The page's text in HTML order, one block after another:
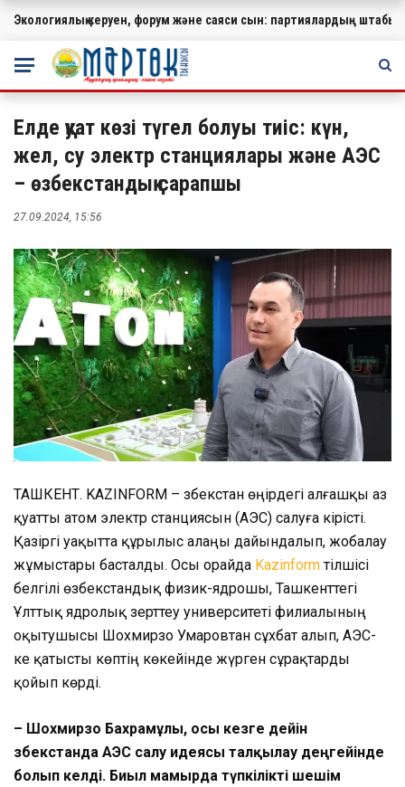
МАҢЫЗДЫ
Экологиялық керуен, форум және саяси сын: партиялардың
Елде қуат көзі түгел болуы тиіс: күн,
жел, су электр станциялары және АЭС
– өзбекстандық сарапшы
27.09.2024, 15:56
ТАШКЕНТ. KAZINFORM – Өзбекстан өңірдегі алғашқы аз
қуатты атом электр станциясын (АЭС) салуға кірісті.
Қазіргі уақытта құрылыс алаңы дайындалып, жобалау
жұмыстары басталды. Осы орайда Kazinform тілшісі
белгілі өзбекстандық физик-ядрошы, Ташкенттегі
Ұлттық ядролық зерттеу университеті филиалының
оқытушысы Шохмирзо Умаровтан сұхбат алып, АЭС-
ке қатысты көптің көкейінде жүрген сұрақтарды
қойып көрді.
– Шохмирзо Бахрамұлы, осы кезге дейін
Өзбекстанда АЭС салу идеясы талқылау деңгейінде
болып келді. Биыл мамырда түпкілікті шешім